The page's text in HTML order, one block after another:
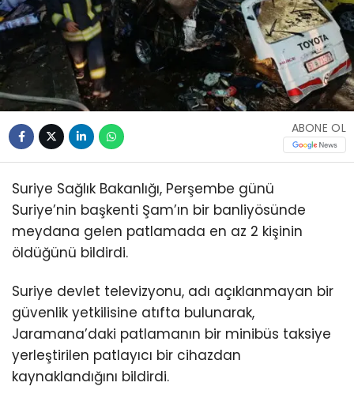
ABONE OL
Suriye Sağlık Bakanlığı, Perşembe günü
Suriye’nin başkenti Şam’ın bir banliyösünde
meydana gelen patlamada en az 2 kişinin
öldüğünü bildirdi.
Suriye devlet televizyonu, adı açıklanmayan bir
güvenlik yetkilisine atıfta bulunarak,
Jaramana’daki patlamanın bir minibüs taksiye
yerleştirilen patlayıcı bir cihazdan
kaynaklandığını bildirdi.